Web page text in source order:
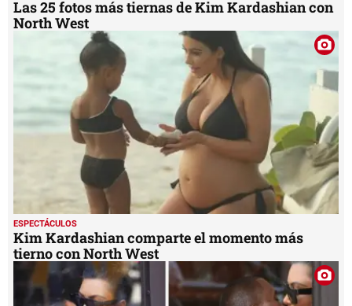
Las 25 fotos más tiernas de Kim Kardashian con
North West
ESPECTÁCULOS
Kim Kardashian comparte el momento más
tierno con North West